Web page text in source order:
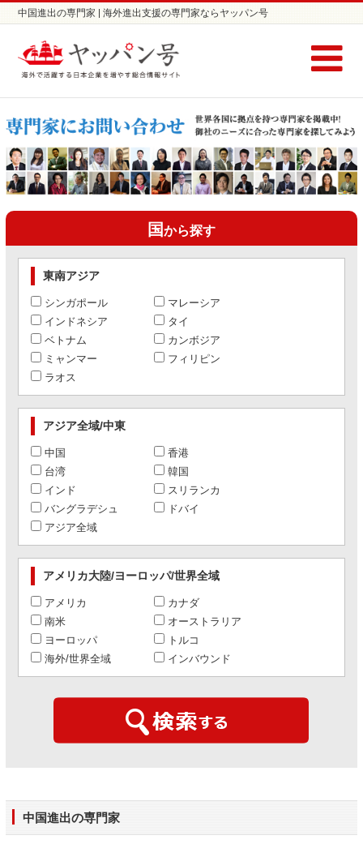
中国進出の専門家 | 海外進出支援の専門家ならヤッパン号
国から探す
東南アジア
シンガポール
マレーシア
インドネシア
タイ
ベトナム
カンボジア
ミャンマー
フィリピン
ラオス
アジア全域/中東
中国
香港
台湾
韓国
インド
スリランカ
バングラデシュ
ドバイ
アジア全域
アメリカ大陸/ヨーロッパ/世界全域
アメリカ
カナダ
南米
オーストラリア
ヨーロッパ
トルコ
海外/世界全域
インバウンド
中国進出の専門家